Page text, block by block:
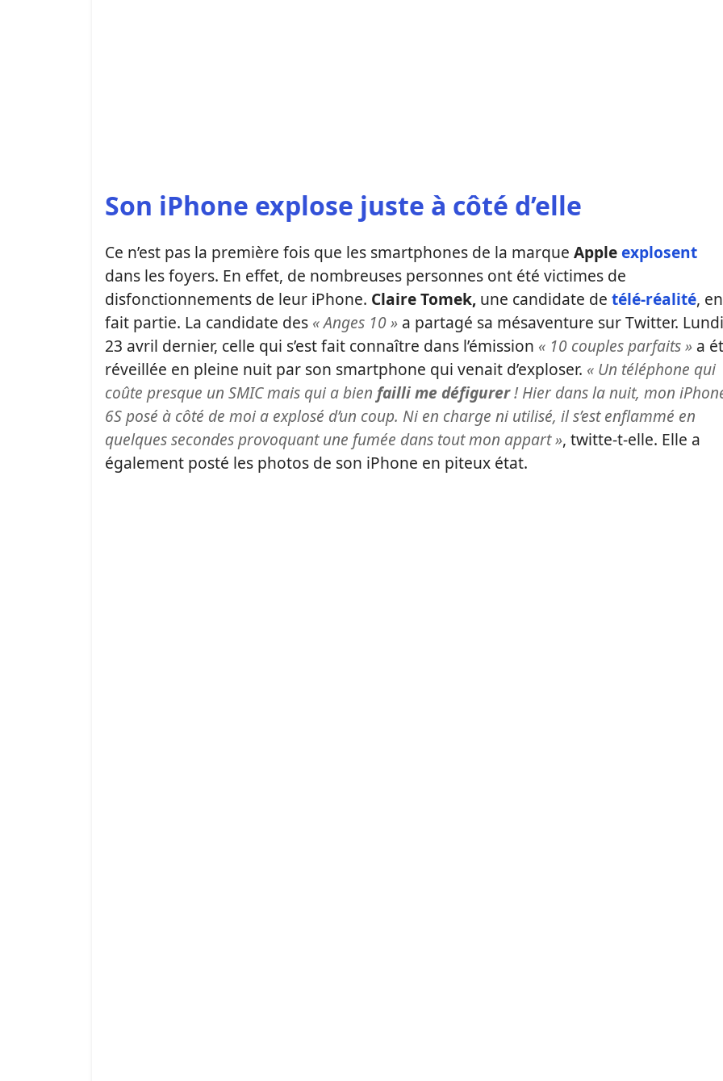
Son iPhone explose juste à côté d’elle
Ce n’est pas la première fois que les smartphones de la marque Appleexplosent
dans les foyers. En effet, de nombreuses personnes ont été victimes de
disfonctionnements de leur iPhone. Claire Tomek, une candidate de télé-réalité, en
fait partie. La candidate des « Anges 10 » a partagé sa mésaventure sur Twitter. Lundi
23 avril dernier, celle qui s’est fait connaître dans l’émission « 10 couples parfaits » a
réveillée en pleine nuit par son smartphone qui venait d’exploser. « Un téléphone qui
coûte presque un SMIC mais qui a bien failli me défigurer! Hier dans la nuit, mon
6S posé à côté de moi a explosé d’un coup. Ni en charge ni utilisé, il s’est enflammé en
quelques secondes provoquant une fumée dans tout mon appart », twitte-t-elle. Elle a
également posté les photos de son iPhone en piteux état.